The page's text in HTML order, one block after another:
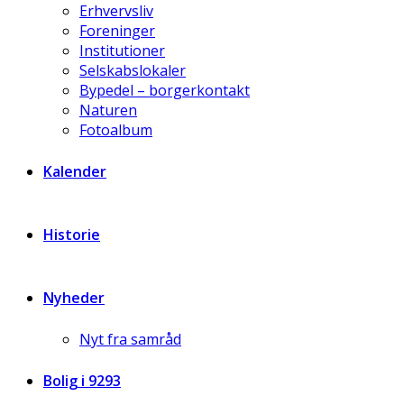
Erhvervsliv
Foreninger
Institutioner
Selskabslokaler
Bypedel – borgerkontakt
Naturen
Fotoalbum
Kalender
Historie
Nyheder
Nyt fra samråd
Bolig i 9293